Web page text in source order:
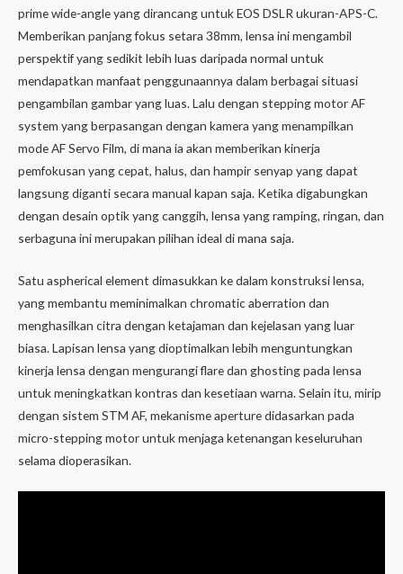
prime wide-angle yang dirancang untuk EOS DSLR ukuran-APS-C.
Memberikan panjang fokus setara 38mm, lensa ini mengambil
perspektif yang sedikit lebih luas daripada normal untuk
mendapatkan manfaat penggunaannya dalam berbagai situasi
pengambilan gambar yang luas. Lalu dengan stepping motor AF
system yang berpasangan dengan kamera yang menampilkan
mode AF Servo Film, di mana ia akan memberikan kinerja
pemfokusan yang cepat, halus, dan hampir senyap yang dapat
langsung diganti secara manual kapan saja. Ketika digabungkan
dengan desain optik yang canggih, lensa yang ramping, ringan, dan
serbaguna ini merupakan pilihan ideal di mana saja.
Satu aspherical element dimasukkan ke dalam konstruksi lensa,
yang membantu meminimalkan chromatic aberration dan
menghasilkan citra dengan ketajaman dan kejelasan yang luar
biasa. Lapisan lensa yang dioptimalkan lebih menguntungkan
kinerja lensa dengan mengurangi flare dan ghosting pada lensa
untuk meningkatkan kontras dan kesetiaan warna. Selain itu, mirip
dengan sistem STM AF, mekanisme aperture didasarkan pada
micro-stepping motor untuk menjaga ketenangan keseluruhan
selama dioperasikan.